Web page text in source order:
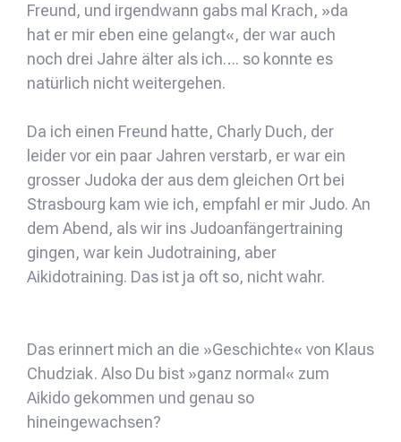
Freund, und irgendwann gabs mal Krach, »da
hat er mir eben eine gelangt«, der war auch
noch drei Jahre älter als ich…. so konnte es
natürlich nicht weitergehen.
Da ich einen Freund hatte, Charly Duch, der
leider vor ein paar Jahren verstarb, er war ein
grosser Judoka der aus dem gleichen Ort bei
Strasbourg kam wie ich, empfahl er mir Judo. An
dem Abend, als wir ins Judoanfängertraining
gingen, war kein Judotraining, aber
Aikidotraining. Das ist ja oft so, nicht wahr.
Das erinnert mich an die »Geschichte« von Klaus
Chudziak. Also Du bist »ganz normal« zum
Aikido gekommen und genau so
hineingewachsen?